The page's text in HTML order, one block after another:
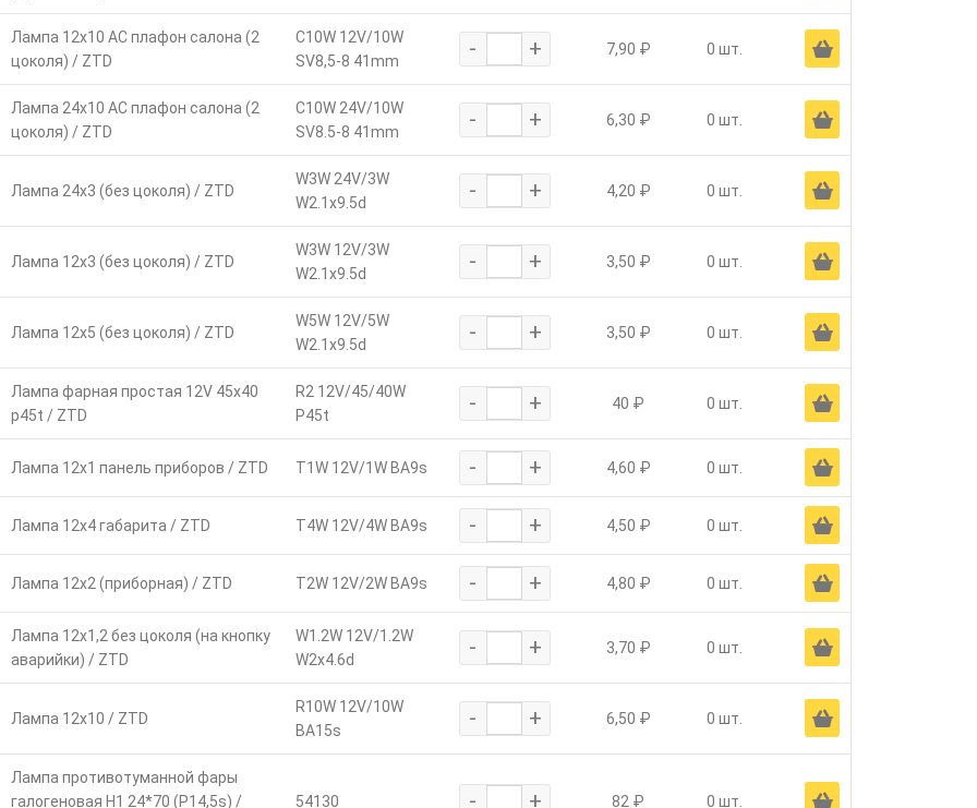
Лампа 12х10 АС плафон салона (2
цоколя) / ZTD
C10W 12V/10W
SV8,5-8 41mm
- + 7,90 ₽ 0 шт. Ä
Лампа 24х10 АС плафон салона (2
цоколя) / ZTD
C10W 24V/10W
SV8.5-8 41mm
- + 6,30 ₽ 0 шт. Ä
Лампа 24х3 (без цоколя) / ZTD
W3W 24V/3W
W2.1x9.5d
- + 4,20 ₽ 0 шт. Ä
Лампа 12х3 (без цоколя) / ZTD
W3W 12V/3W
W2.1x9.5d
- + 3,50 ₽ 0 шт. Ä
Лампа 12х5 (без цоколя) / ZTD
W5W 12V/5W
W2.1x9.5d
- + 3,50 ₽ 0 шт. Ä
Лампа фарная простая 12V 45х40
p45t / ZTD
R2 12V/45/40W
P45t
- + 40 ₽ 0 шт. Ä
Лампа 12х1 панель приборов / ZTD T1W 12V/1W BA9s - + 4,60 ₽ 0 шт. Ä
Лампа 12х4 габарита / ZTD T4W 12V/4W BA9s - + 4,50 ₽ 0 шт. Ä
Лампа 12х2 (приборная) / ZTD T2W 12V/2W BA9s - + 4,80 ₽ 0 шт. Ä
Лампа 12х1,2 без цоколя (на кнопку
аварийки) / ZTD
W1.2W 12V/1.2W
W2x4.6d
- + 3,70 ₽ 0 шт. Ä
Лампа 12х10 / ZTD
R10W 12V/10W
BA15s
- + 6,50 ₽ 0 шт. Ä
Лампа противотуманной фары
галогеновая Н1 24*70 (P14,5s) /
54130 - + 82 ₽ 0 шт. Ä